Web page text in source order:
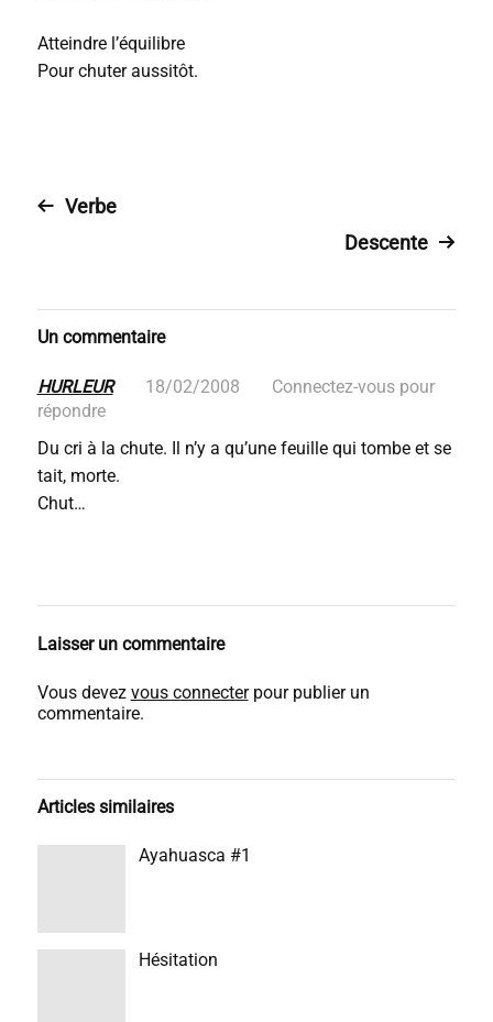
Atteindre l’équilibre
Pour chuter aussitôt.
Verbe
Descente
Un commentaire
HURLEUR 18/02/2008
Connectez-vous pour
répondre
Du cri à la chute. Il n’y a qu’une feuille qui tombe et se
tait, morte.
Chut…
Laisser un commentaire
Vous devez vous connecterpour publier un
commentaire.
Articles similaires
Ayahuasca #1
Hésitation